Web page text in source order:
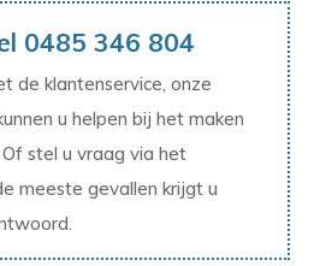
0485 346 804
de klantenservice, onze
u helpen bij het maken
stel u vraag via het
meeste gevallen krijgt u